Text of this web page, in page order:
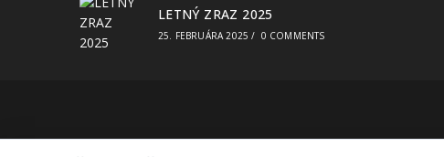
LETNÝ ZRAZ 2025
25. FEBRUÁRA 2025 / 0 COMMENTS